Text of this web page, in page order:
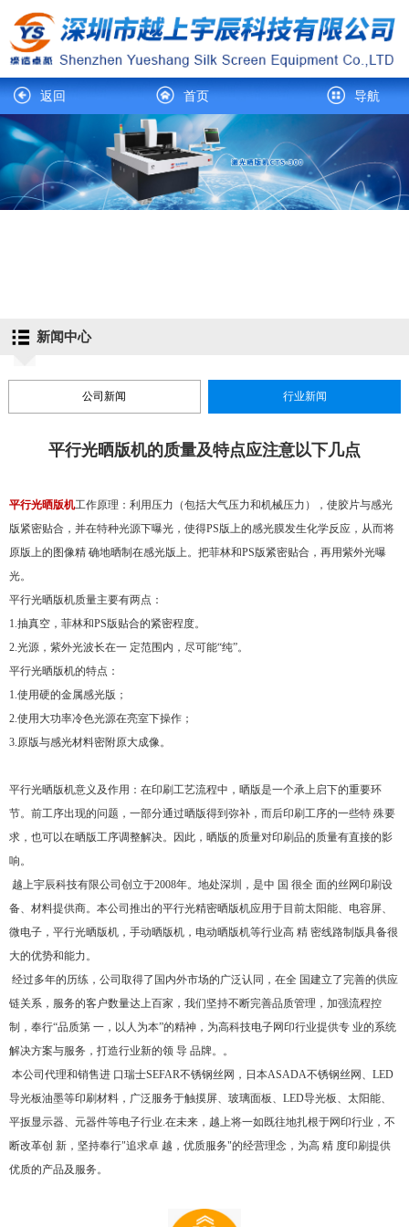
返回 首页 导航
新闻中心
公司新闻 行业新闻
平行光晒版机的质量及特点应注意以下几点
平行光晒版机工作原理：利用压力（包括大气压力和机械压力），使胶片与感光
版紧密贴合，并在特种光源下曝光，使得PS版上的感光膜发生化学反应，从而将
原版上的图像精 确地晒制在感光版上。把菲林和PS版紧密贴合，再用紫外光曝
光。
平行光晒版机质量主要有两点：
1.抽真空，菲林和PS版贴合的紧密程度。
2.光源，紫外光波长在一 定范围内，尽可能“纯”。
平行光晒版机的特点：
1.使用硬的金属感光版；
2.使用大功率冷色光源在亮室下操作；
3.原版与感光材料密附原大成像。
平行光晒版机意义及作用：在印刷工艺流程中，晒版是一个承上启下的重要环
节。前工序出现的问题，一部分通过晒版得到弥补，而后印刷工序的一些特 殊要
求，也可以在晒版工序调整解决。因此，晒版的质量对印刷品的质量有直接的影
响。
越上宇辰科技有限公司创立于2008年。地处深圳，是中 国 很全 面的丝网印刷设
备、材料提供商。本公司推出的平行光精密晒版机应用于目前太阳能、电容屏、
微电子，平行光晒版机，手动晒版机，电动晒版机等行业高 精 密线路制版具备很
大的优势和能力。
经过多年的历练，公司取得了国内外市场的广泛认同，在全 国建立了完善的供应
链关系，服务的客户数量达上百家，我们坚持不断完善品质管理，加强流程控
制，奉行“品质第 一，以人为本”的精神，为高科技电子网印行业提供专 业的系统
解决方案与服务，打造行业新的领 导 品牌。。
本公司代理和销售进 口瑞士SEFAR不锈钢丝网，日本ASADA不锈钢丝网、LED
导光板油墨等印刷材料，广泛服务于触摸屏、玻璃面板、LED导光板、太阳能、
平扳显示器、元器件等电子行业.在未来，越上将一如既往地扎根于网印行业，不
断改革创 新，坚持奉行"追求卓 越，优质服务"的经营理念，为高 精 度印刷提供
优质的产品及服务。